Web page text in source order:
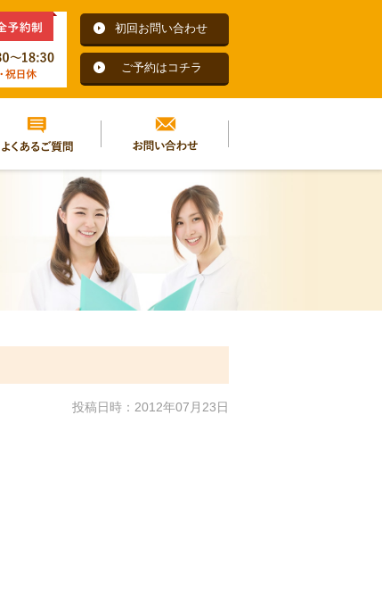
初回お問い合わせ
ご予約はコチラ
投稿日時：2012年07月23日
よくあるご質問 お問い合わせ